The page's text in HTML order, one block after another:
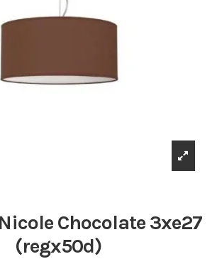
Chocolate 3xe27
(regx50d)